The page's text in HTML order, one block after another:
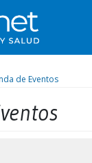
de Eventos